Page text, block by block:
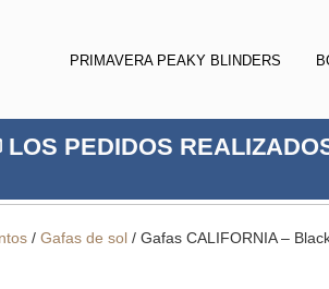
PRIMAVERA PEAKY BLINDERS
LOS PEDIDOS
/ Gafas de sol / Gafas CALIFORNIA –